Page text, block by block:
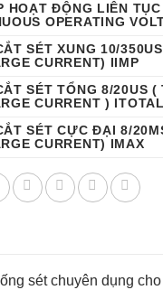
HOẠT ĐỘNG LIÊN
OPERATING
SÉT XUNG 10/
CURRENT) IIMP
SÉT TỔNG 8/20US (
CURRENT ) ITOTAL
SÉT CỰC ĐẠI 8/
CURRENT) IMAX
sét chuyên dụng